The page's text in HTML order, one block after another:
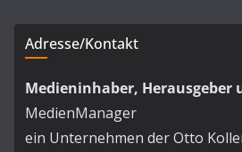
Adresse/Kontakt
Medieninhaber, Herausgeber
MedienManager
ein Unternehmen der Otto